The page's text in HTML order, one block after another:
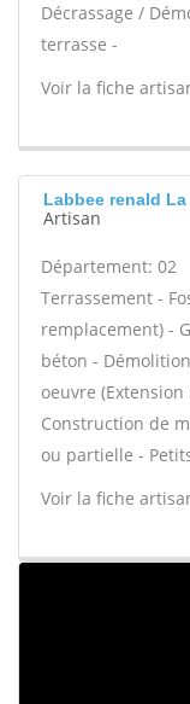
Décrassage /
terrasse -
Voir la fiche
Labbee renald
Artisan
Département: 02
Terrassement -
remplacement) -
béton -
oeuvre
Construction de
ou partielle -
Voir la fiche